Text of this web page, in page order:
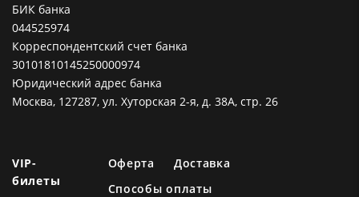
БИК банка
044525974
Корреспондентский счет банка
30101810145250000974
Юридический адрес банка
Москва, 127287, ул. Хуторская 2-я, д. 38А, стр. 26
VIP-
билеты
Оферта
Доставка
Способы оплаты